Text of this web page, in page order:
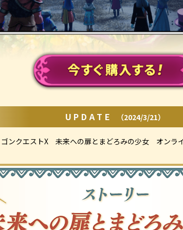
UPDATE （2024/3/21）
ンクエストX 未来への扉とまどろみの少女 オンラ